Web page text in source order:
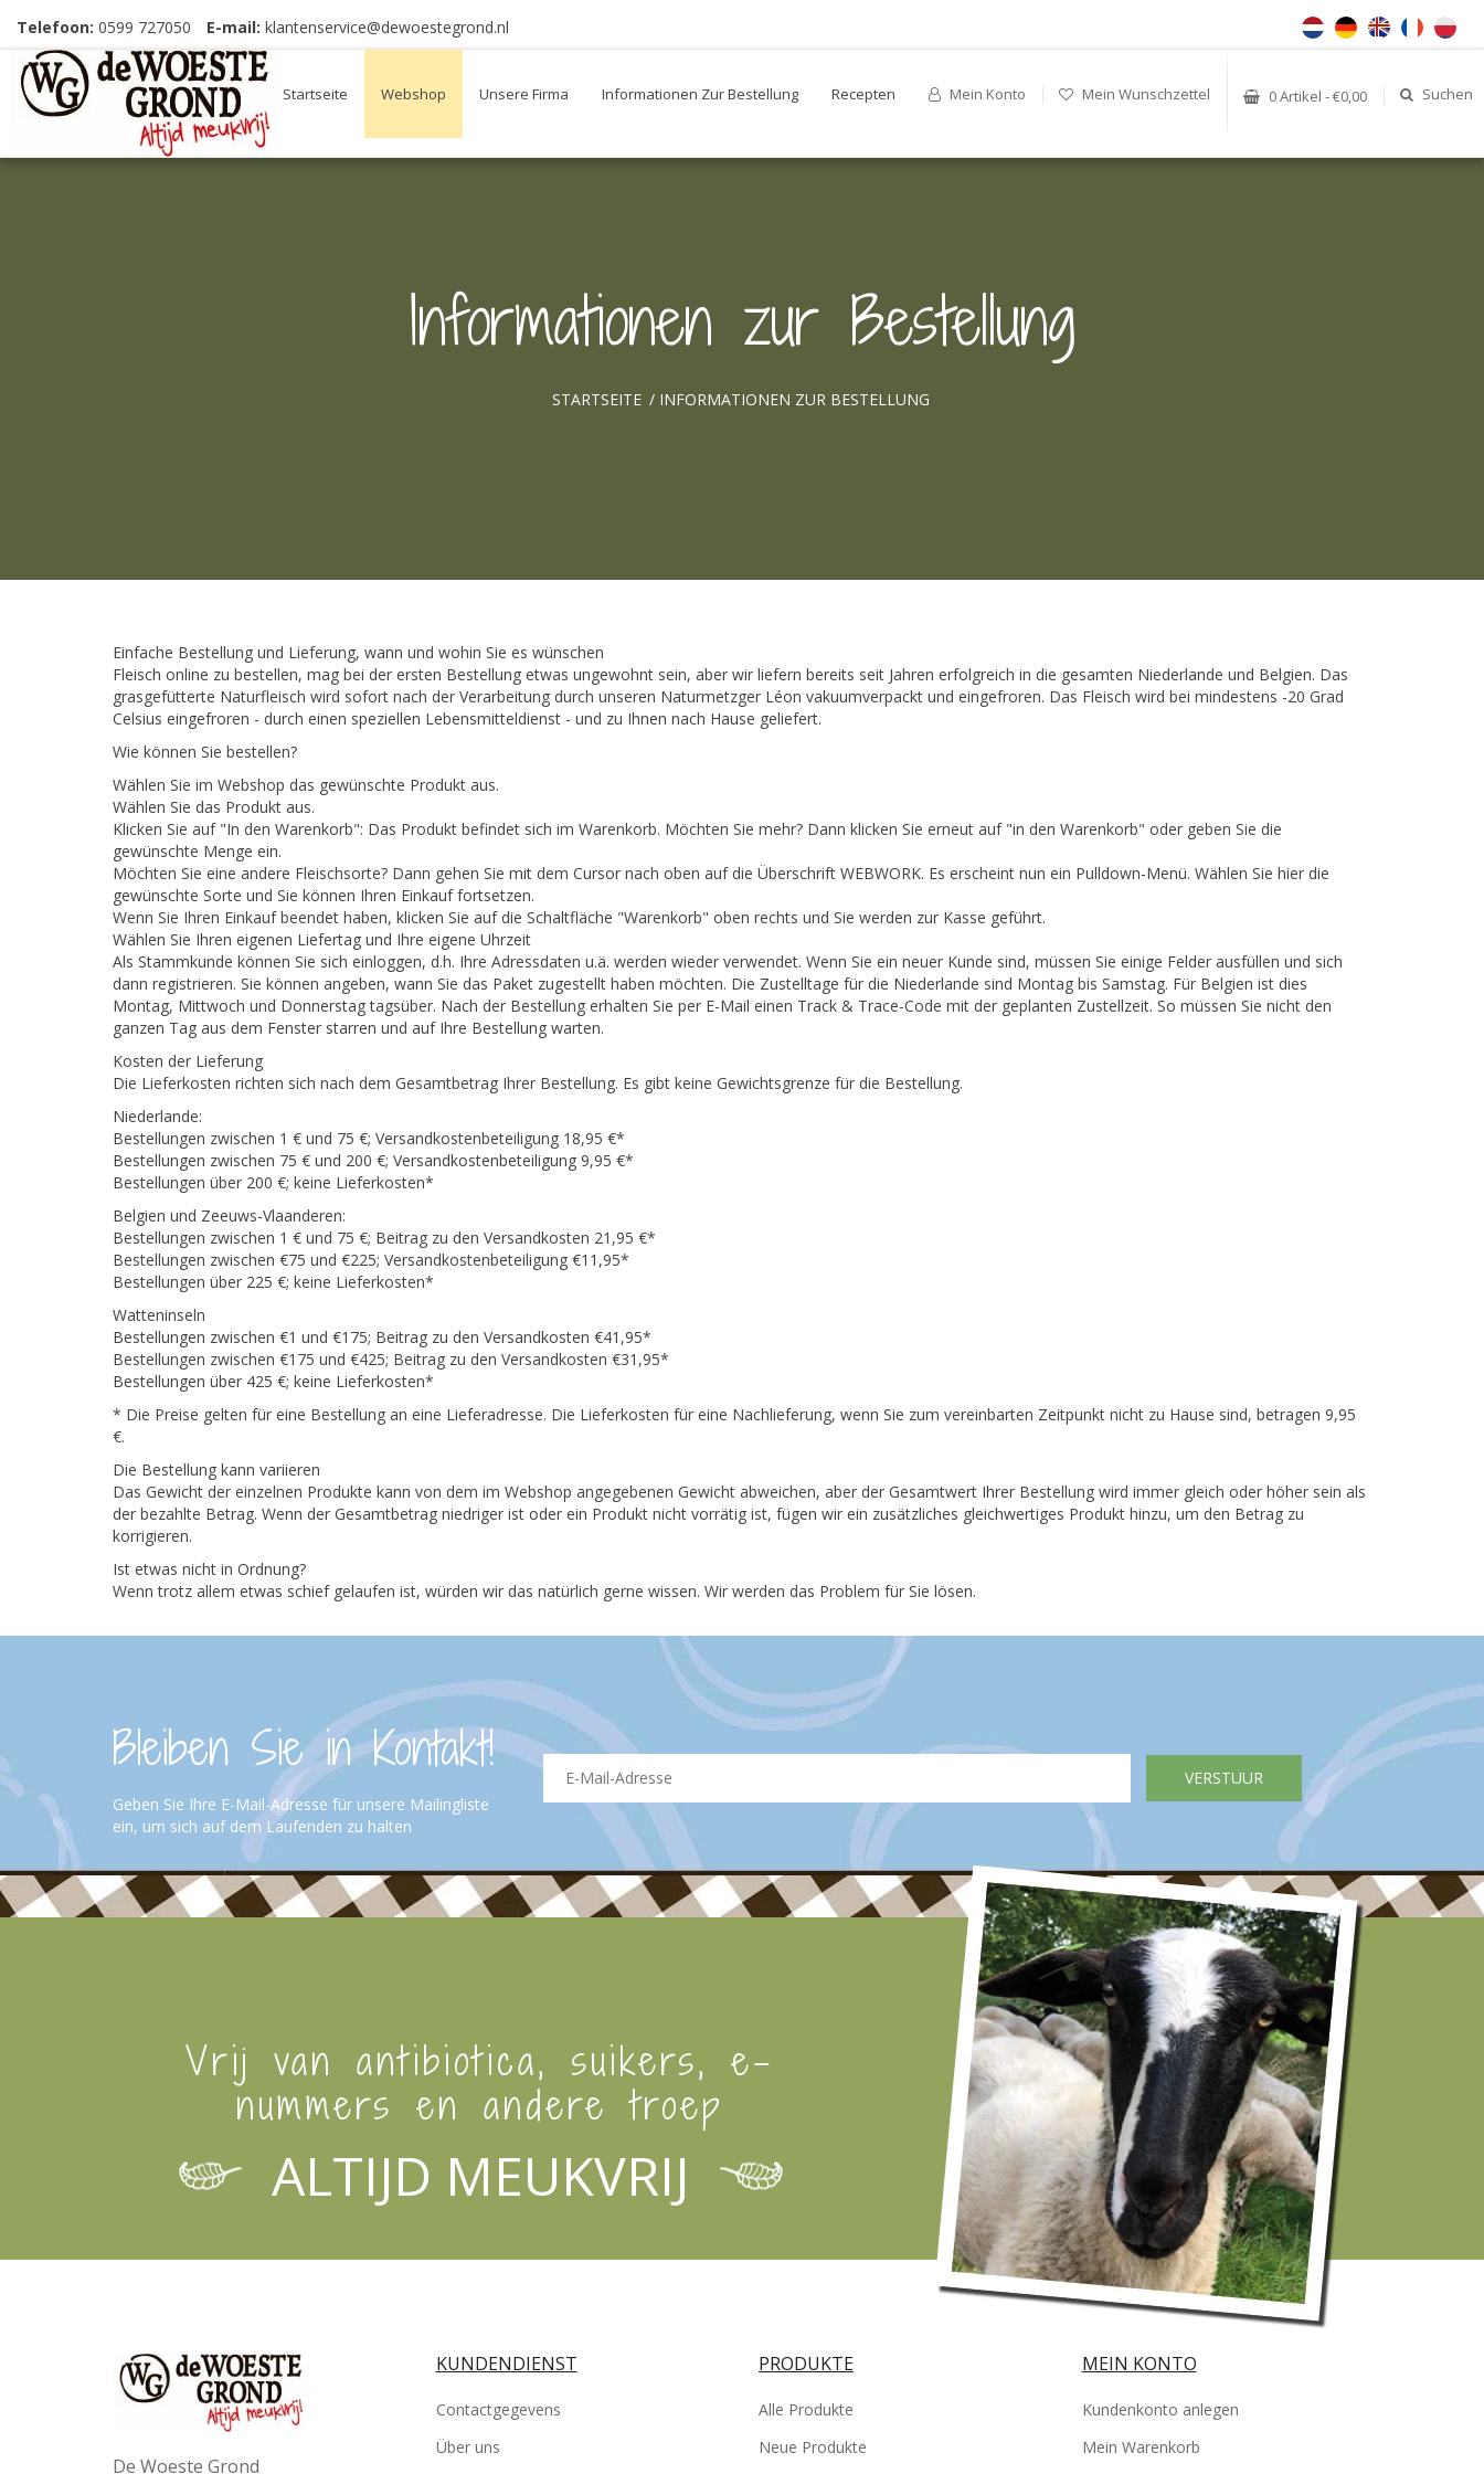
Telefoon: 0599 727050 E-mail: klantenservice@dewoestegrond.nl
Mein Konto Mein Wunschzettel 0 Artikel - €0,00 Suchen
Startseite Webshop Unsere Firma Informationen Zur Bestellung Recepten
Informationen zur Bestellung
STARTSEITE / INFORMATIONEN ZUR BESTELLUNG
Einfache Bestellung und Lieferung, wann und wohin Sie es wünschen
Fleisch online zu bestellen, mag bei der ersten Bestellung etwas ungewohnt sein, aber wir liefern bereits seit Jahren erfolgreich in die gesamten Niederlande und Belgien. Das
grasgefütterte Naturfleisch wird sofort nach der Verarbeitung durch unseren Naturmetzger Léon vakuumverpackt und eingefroren. Das Fleisch wird bei mindestens -20 Grad
Celsius eingefroren - durch einen speziellen Lebensmitteldienst - und zu Ihnen nach Hause geliefert.
Wie können Sie bestellen?
Wählen Sie im Webshop das gewünschte Produkt aus.
Wählen Sie das Produkt aus.
Klicken Sie auf "In den Warenkorb": Das Produkt befindet sich im Warenkorb. Möchten Sie mehr? Dann klicken Sie erneut auf "in den Warenkorb" oder geben Sie die
gewünschte Menge ein.
Möchten Sie eine andere Fleischsorte? Dann gehen Sie mit dem Cursor nach oben auf die Überschrift WEBWORK. Es erscheint nun ein Pulldown-Menü. Wählen Sie hier die
gewünschte Sorte und Sie können Ihren Einkauf fortsetzen.
Wenn Sie Ihren Einkauf beendet haben, klicken Sie auf die Schaltfläche "Warenkorb" oben rechts und Sie werden zur Kasse geführt.
Wählen Sie Ihren eigenen Liefertag und Ihre eigene Uhrzeit
Als Stammkunde können Sie sich einloggen, d.h. Ihre Adressdaten u.ä. werden wieder verwendet. Wenn Sie ein neuer Kunde sind, müssen Sie einige Felder ausfüllen und sich
dann registrieren. Sie können angeben, wann Sie das Paket zugestellt haben möchten. Die Zustelltage für die Niederlande sind Montag bis Samstag. Für Belgien ist dies
Montag, Mittwoch und Donnerstag tagsüber. Nach der Bestellung erhalten Sie per E-Mail einen Track & Trace-Code mit der geplanten Zustellzeit. So müssen Sie nicht den
ganzen Tag aus dem Fenster starren und auf Ihre Bestellung warten.
Kosten der Lieferung
Die Lieferkosten richten sich nach dem Gesamtbetrag Ihrer Bestellung. Es gibt keine Gewichtsgrenze für die Bestellung.
Niederlande:
Bestellungen zwischen 1 € und 75 €; Versandkostenbeteiligung 18,95 €*
Bestellungen zwischen 75 € und 200 €; Versandkostenbeteiligung 9,95 €*
Bestellungen über 200 €; keine Lieferkosten*
Belgien und Zeeuws-Vlaanderen:
Bestellungen zwischen 1 € und 75 €; Beitrag zu den Versandkosten 21,95 €*
Bestellungen zwischen €75 und €225; Versandkostenbeteiligung €11,95*
Bestellungen über 225 €; keine Lieferkosten*
Watteninseln
Bestellungen zwischen €1 und €175; Beitrag zu den Versandkosten €41,95*
Bestellungen zwischen €175 und €425; Beitrag zu den Versandkosten €31,95*
Bestellungen über 425 €; keine Lieferkosten*
* Die Preise gelten für eine Bestellung an eine Lieferadresse. Die Lieferkosten für eine Nachlieferung, wenn Sie zum vereinbarten Zeitpunkt nicht zu Hause sind, betragen 9,95
€.
Die Bestellung kann variieren
Das Gewicht der einzelnen Produkte kann von dem im Webshop angegebenen Gewicht abweichen, aber der Gesamtwert Ihrer Bestellung wird immer gleich oder höher sein als
der bezahlte Betrag. Wenn der Gesamtbetrag niedriger ist oder ein Produkt nicht vorrätig ist, fügen wir ein zusätzliches gleichwertiges Produkt hinzu, um den Betrag zu
korrigieren.
Ist etwas nicht in Ordnung?
Wenn trotz allem etwas schief gelaufen ist, würden wir das natürlich gerne wissen. Wir werden das Problem für Sie lösen.
Bleiben Sie in Kontakt!
Geben Sie Ihre E-Mail-Adresse für unsere Mailingliste
ein, um sich auf dem Laufenden zu halten
Vrij van antibiotica, suikers, e-
nummers en andere troep
ALTIJD MEUKVRIJ
De Woeste Grond
KUNDENDIENST
Contactgegevens
Über uns
PRODUKTE
Alle Produkte
Neue Produkte
MEIN KONTO
Kundenkonto anlegen
Mein Warenkorb